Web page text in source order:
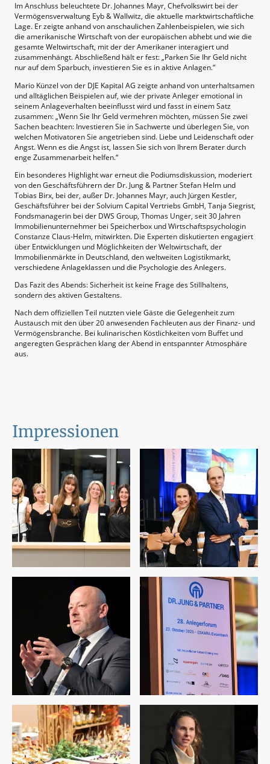
Im Anschluss beleuchtete Dr. Johannes Mayr, Chefvolkswirt bei der
Vermögensverwaltung Eyb & Wallwitz, die aktuelle marktwirtschaftliche
Lage. Er zeigte anhand von anschaulichen Zahlenbeispielen, wie sich
die amerikanische Wirtschaft von der europäischen abhebt und wie die
gesamte Weltwirtschaft, mit der der Amerikaner interagiert und
zusammenhängt. Abschließend hält er fest: „Parken Sie Ihr Geld nicht
nur auf dem Sparbuch, investieren Sie es in aktive Anlagen.“
Mario Künzel von der DJE Kapital AG zeigte anhand von unterhaltsamen
und alltäglichen Beispielen auf, wie der private Anleger emotional in
seinem Anlageverhalten beeinflusst wird und fasst in einem Satz
zusammen: „Wenn Sie Ihr Geld vermehren möchten, müssen Sie zwei
Sachen beachten: Investieren Sie in Sachwerte und überlegen Sie, von
welchen Motivatoren Sie angetrieben sind. Liebe und Leidenschaft oder
Angst. Wenn es die Angst ist, lassen Sie sich von Ihrem Berater durch
enge Zusammenarbeit helfen.“
Ein besonderes Highlight war erneut die Podiumsdiskussion, moderiert
von den Geschäftsführern der Dr. Jung & Partner Stefan Helm und
Tobias Birx, bei der, außer Dr. Johannes Mayr, auch Jürgen Kestler,
Geschäftsführer bei der Solvium Capital Vertriebs GmbH, Tanja Siegrist,
Fondsmanagerin bei der DWS Group, Thomas Unger, seit 30 Jahren
Immobilienunternehmer bei Speicherbox und Wirtschaftspsychologin
Constanze Claus-Helm, mitwirkten. Die Experten diskutierten engagiert
über Entwicklungen und Möglichkeiten der Weltwirtschaft, der
Immobilienmärkte in Deutschland, den weltweiten Logistikmarkt,
verschiedene Anlageklassen und die Psychologie des Anlegers.
Das Fazit des Abends: Sicherheit ist keine Frage des Stillhaltens,
sondern des aktiven Gestaltens.
Nach dem offiziellen Teil nutzten viele Gäste die Gelegenheit zum
Austausch mit den über 20 anwesenden Fachleuten aus der Finanz- und
Vermögensbranche. Bei kulinarischen Köstlichkeiten vom Buffet und
angeregten Gesprächen klang der Abend in entspannter Atmosphäre
aus.
Impressionen